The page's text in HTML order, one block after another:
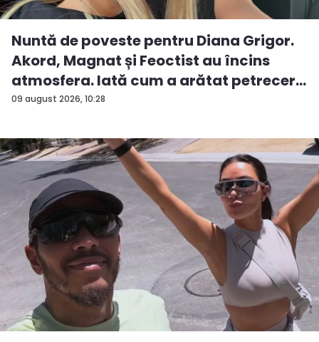
09 august 2026, 10:28
Nuntă de poveste pentru Diana Grigor.
Akord, Magnat și Feoctist au încins
atmosfera. Iată cum a arătat petrecer...